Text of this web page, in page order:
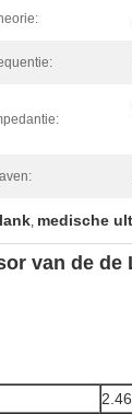
, medische
van de